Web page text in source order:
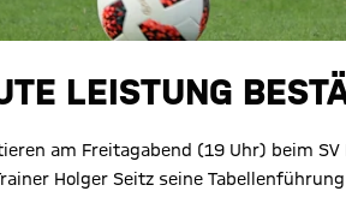
LEISTUNG
am Freitagabend (19 Uhr) beim
Holger Seitz seine